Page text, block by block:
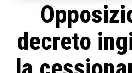
decreto